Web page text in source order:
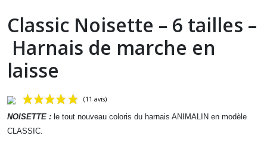
Classic Noisette – 6 tailles –
Harnais de marche en
laisse
NOISETTE : le tout nouveau coloris du harnais ANIMALIN en modèle
CLASSIC.